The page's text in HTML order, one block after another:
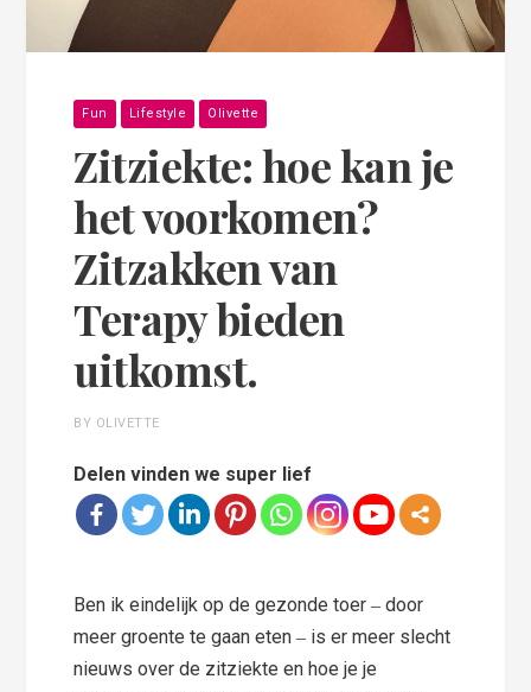
Fun Lifestyle Olivette
Zitziekte: hoe kan je
het voorkomen?
Zitzakken van
Terapy bieden
uitkomst.
BY OLIVETTE
Delen vinden we super lief
Ben ik eindelijk op de gezonde toer ‒ door
meer groente te gaan eten ‒ is er meer slecht
nieuws over de zitziekte en hoe je je